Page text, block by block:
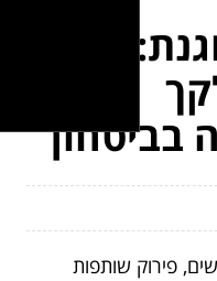
איך
בביטחון
פירוק שותפות